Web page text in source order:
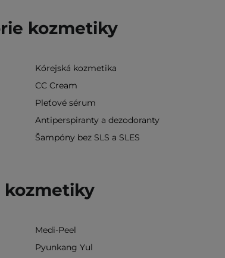
kozmetiky
Kórejská kozmetika
CC Cream
Pleťové sérum
Antiperspiranty a dezodoranty
Šampóny bez SLS a SLES
kozmetiky
Medi-Peel
Pyunkang Yul